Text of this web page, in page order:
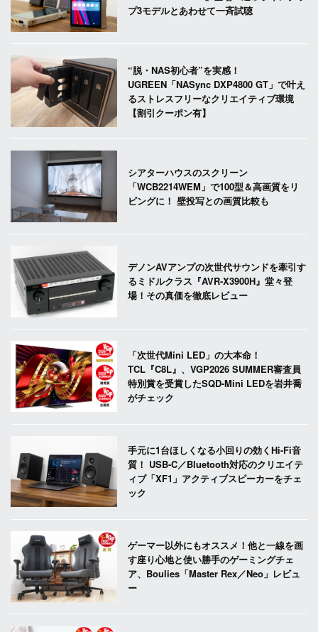
プ3モデルとあわせて一斉試聴
“脱・NAS初心者”を実感！
UGREEN「NASync DXP4800 GT」で叶え
るストレスフリーなクリエイティブ環境
【割引クーポン有】
シアターハウスのスクリーン
「WCB2214WEM」で100型＆高画質をリ
ビングに！ 壁投写との画質比較も
デノンAVアンプの次世代サウンドを牽引す
るミドルクラス『AVR-X3900H』堂々登
場！その真価を徹底レビュー
「次世代Mini LED」の大本命！
TCL『C8L』、VGP2026 SUMMER審査員
特別賞を受賞したSQD-Mini LEDを岩井喬
がチェック
手元に1台ほしくなる小回りの効くHi-Fi音
質！ USB-C／Bluetooth対応のクリエイテ
ィブ「XF1」アクティブスピーカーをチェ
ック
ゲーマー以外にもオススメ！他と一線を画
す座り心地と使い勝手のゲーミングチェ
ア、Boulies「Master Rex／Neo」レビュ
ー